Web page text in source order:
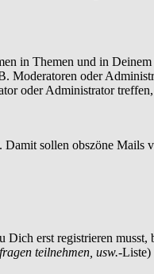
in Themen und in
Moderatoren oder
oder Administrator
sollen obszöne Mails
erst registrieren
teilnehmen, usw.-Liste)